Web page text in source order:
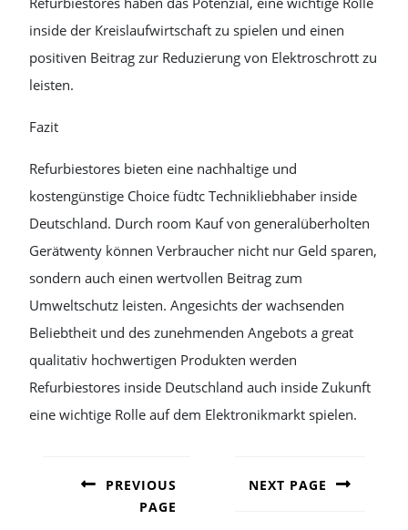
inside der Kreislaufwirtschaft zu spielen und einen
positiven Beitrag zur Reduzierung von Elektroschrott zu
leisten.
Fazit
Refurbiestores bieten eine nachhaltige und
kostengünstige Choice füdtc Technikliebhaber inside
Deutschland. Durch room Kauf von generalüberholten
Gerätwenty können Verbraucher nicht nur Geld sparen,
sondern auch einen wertvollen Beitrag zum
Umweltschutz leisten. Angesichts der wachsenden
Beliebtheit und des zunehmenden Angebots a great
qualitativ hochwertigen Produkten werden
Refurbiestores inside Deutschland auch inside Zukunft
eine wichtige Rolle auf dem Elektronikmarkt spielen.
NAVIGATION
PREVIOUS
PAGE
NEXT PAGE